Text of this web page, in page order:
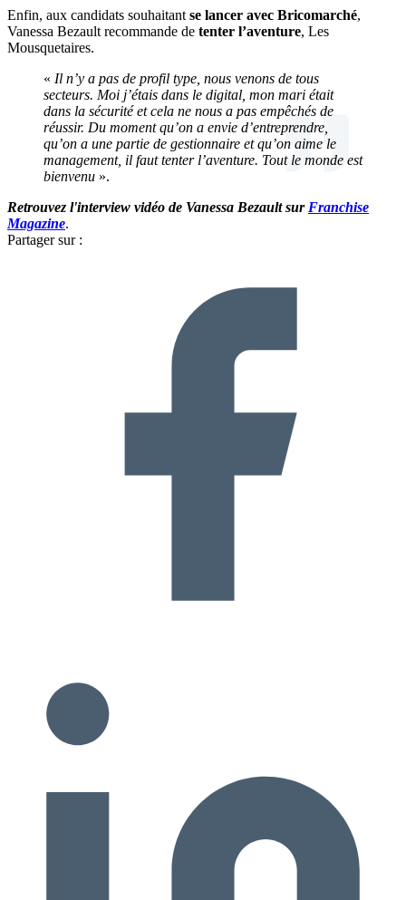
Enfin, aux candidats souhaitant se lancer avec Bricomarché,
Vanessa Bezault recommande de tenter l’aventure, Les
Mousquetaires.
« Il n’y a pas de profil type, nous venons de tous
secteurs. Moi j’étais dans le digital, mon mari était
dans la sécurité et cela ne nous a pas empêchés de
réussir. Du moment qu’on a envie d’entreprendre,
qu’on a une partie de gestionnaire et qu’on aime le
management, il faut tenter l’aventure. Tout le monde est
bienvenu ».
Retrouvez l'interview vidéo de Vanessa Bezaultsur Franchise
Magazine.
Partager sur :